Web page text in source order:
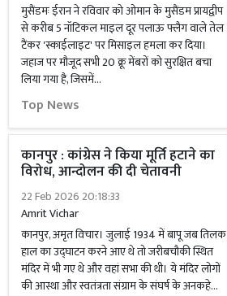
मुसैंडमः ईरान ने रविवार को ओमान के मुसैंडम प्रायद्वीप
से करीब 5 नॉटिकल माइल दूर पलाऊ फ्लैग वाले तेल
टैंकर 'स्काईलाइट' पर मिसाइल हमला कर दिया।
जहाज पर मौजूद सभी 20 क्रू मेंबरों को सुरक्षित बचा
लिया गया है, जिसमें...
Top News
कानपुर : कांग्रेस ने किया मूर्ति हटाने का
विरोध, आन्दोलन की दी चेतावनी
22 Feb 2026 20:18:33
Amrit Vichar
कानपुर, अमृत विचार। जुलाई 1934 में बापू जब तिलक
हाल का उद्घाटन करने आए थे तो जरीबचौकी स्थित
मंदिर में भी गए थे और वहां सभा की थी। ये मंदिर लोगों
की आस्था और स्वतंत्रता संग्राम के संघर्ष के अनकहे...